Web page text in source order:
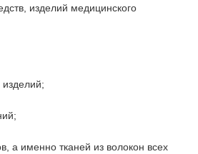
изделий медицинского
а именно тканей из волокон всех